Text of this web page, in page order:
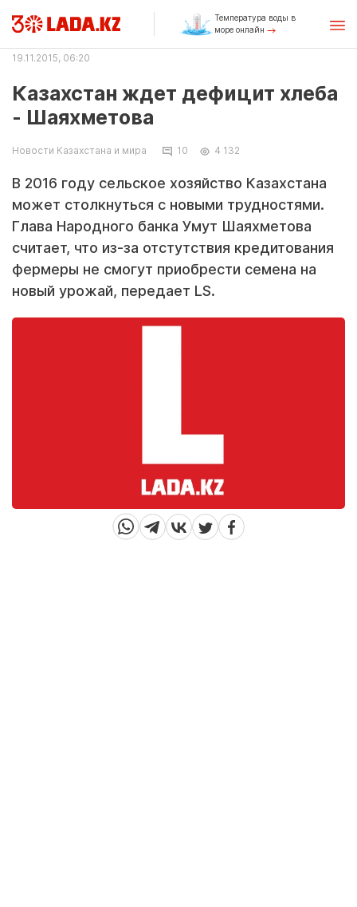
Температура воды в
море онлайн
19.11.2015, 06:20
Казахстан ждет дефицит хлеба
- Шаяхметова
Новости Казахстана и мира 10 4 132
В 2016 году сельское хозяйство Казахстана
может столкнуться с новыми трудностями.
Глава Народного банка Умут Шаяхметова
считает, что из-за отстутствия кредитования
фермеры не смогут приобрести семена на
новый урожай, передает LS.